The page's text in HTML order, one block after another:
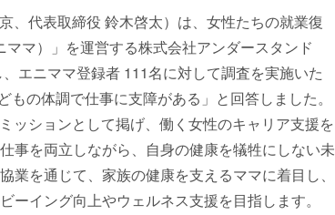
、代表取締役 鈴木啓太）は、女性たちの就業復
マ）」を運営する株式会社アンダースタンド
エニママ登録者 111名に対して調査を実施いた
の体調で仕事に支障がある」と回答しました。
ッションとして掲げ、働く女性のキャリア支援を
事を両立しながら、自身の健康を犠牲にしない未
を通じて、家族の健康を支えるママに着目し、
ーイング向上やウェルネス支援を目指します。